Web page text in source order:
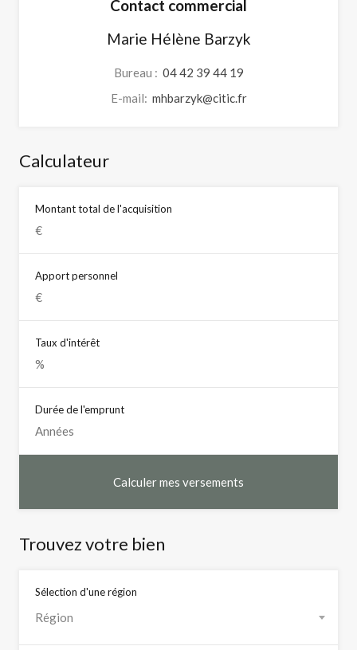
Contact commercial
Marie Hélène Barzyk
Bureau : 04 42 39 44 19
E-mail: mhbarzyk@citic.fr
Calculateur
Montant total de l'acquisition
Apport personnel
Taux d'intérêt
Durée de l'emprunt
Trouvez votre bien
Sélection d'une région
Région